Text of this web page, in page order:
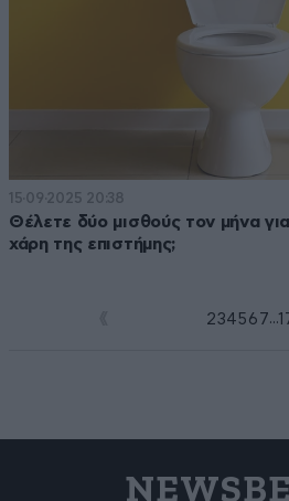
15·09·2025 20:38
Θέλετε δύο μισθούς τον μήνα
χάρη της επιστήμης;
234 5 6 7...